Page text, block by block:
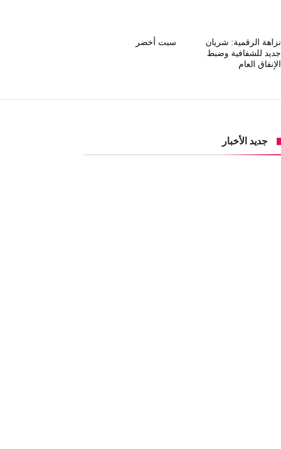
سبت أخضر
نزاهة الرقمية: شريان
جديد للشفافية وضبط
الإنفاق العام
جديد الأخبار